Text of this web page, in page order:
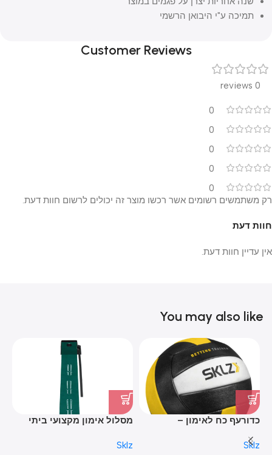
תמיכה ע"י היבואן הרשמי
Customer Reviews
0 reviews
0
0
0
0
0
חוות דעת
אין עדיין חוות דעת.
רק משתמשים רשומים אשר רכשו מוצר זה יכולים לרשום חוות דעת.
You may also like
כדורעף כח לאימון –
Sklz
מסלול אימון מקצועי ביתי
Sklz